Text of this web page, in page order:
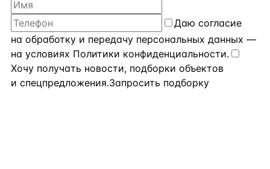
Даю согласие
на обработку и передачу персональных данных —
на условиях Политики конфиденциальности.
Хочу получать новости, подборки объектов
и спецпредложения.Запросить подборку